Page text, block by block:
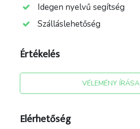
Idegen nyelvű segítség
Szálláslehetőség
Értékelés
VÉLEMÉNY ÍRÁSA
Elérhetőség